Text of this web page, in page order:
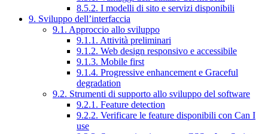
8.5.2. I modelli di sito e servizi disponibili
9. Sviluppo dell’interfaccia
9.1. Approccio allo sviluppo
9.1.1. Attività preliminari
9.1.2. Web design responsivo e accessibile
9.1.3. Mobile first
9.1.4. Progressive enhancement e Graceful
degradation
9.2. Strumenti di supporto allo sviluppo del software
9.2.1. Feature detection
9.2.2. Verificare le feature disponibili con Can I
use